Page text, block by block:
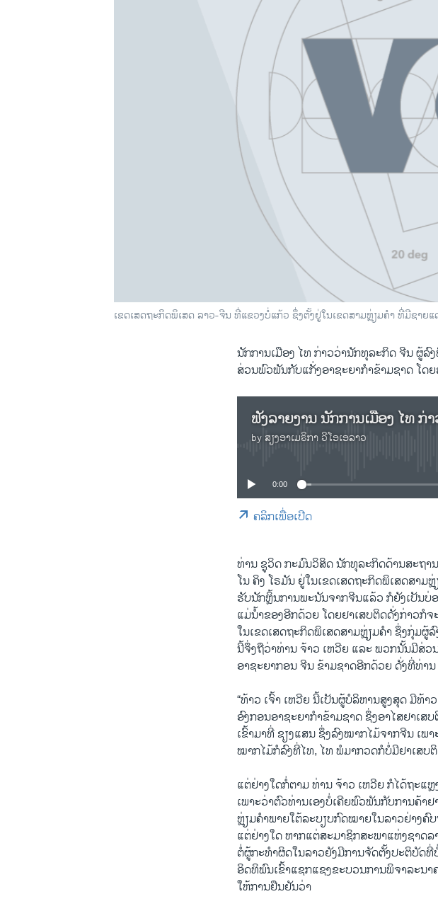
ເຂດເສດຖະກິດພິເສດ ລາວ-ຈີນ ທີ່ແຂວງບໍ່ແກ້ວ ຊຶ່ງຕັ້ງຢູ່ໃນເຂດສາມຫຼ່ຽມຄຳ ທີ່ມີຊາຍ
ນັກການເມືອງ ໄທ ກ່າວວ່ານັກທຸລະກິດ ຈີນ ຜູ້
ສ່ວນພົວພັນກັບແກັ່ງອາຊະຍາກຳຂ້າມຊາດ ໂດ
by ສຽງອາເມຣິກາ ວີໂອເອລາວ
0:00
ຄລິກເພື່ອເປີດ
ທ່ານ ຊູວິດ ກະມົນວິສິດ ນັກທຸລະກິດດ້ານສະຖາ
ໂນ ຄິງ ໂຣມັນ ຢູ່ໃນເຂດເສດຖະກິດພິເສດສາ
ຮັບນັກຫຼິ້ນການພະນັນຈາກຈີນແລ້ວ ກໍຍັງເປັນບ່
ແມ່ນໍ້າຂອງອີກດ້ວຍ ໂດຍຢາເສບຕິດດັ່ງກ່າວກໍ
ໃນເຂດເສດຖະກິດພິເສດສາມຫຼ່ຽມຄຳ ຊຶ່ງກຸ່ມ
ນີ້ຈຶ່ງຖືວ່າທ່ານ ຈ້າວ ເຫວີຍ ແລະ ພວກນັ້ນມີສ່
ອາຊະຍາກອນ ຈີນ ຂ້າມຊາດອີກດ້ວຍ ດັ່ງທີ່ທ່າ
“ທ້າວ ເຈົ້າ ເຫວີຍ ນີ້ເປັນຜູ້ບໍລິຫານສູງສຸດ ມີທ້
ອົງກອນອາຊະຍາກຳຂ້າມຊາດ ຊຶ່ງອາໄສຢາເສ
ເຂົ້າມາທີ່ ຊຽງແສນ ຊຶ່ງລົງໝາກໄມ້ຈາກຈີນ ເພ
ໝາກໄມ້ກໍລົງທີ່ໄທ, ໄທ ພໍມາກວດກໍບໍ່ມີຢາເສບ
ແຕ່ຢ່າງໃດກໍ່ຕາມ ທ່ານ ຈ້າວ ເຫວີຍ ກໍໄດ້ຖະແ
ເພາະວ່າຕົວທ່ານເອງບໍ່ເຄີຍພົວພັນກັບການຄ້າ
ຫຼ່ຽມຄຳພາຍໃຕ້ລະບຽບກົດໝາຍໃນລາວຢ່າງຄົ
ແຕ່ຢ່າງໃດ ຫາກແຕ່ສະມາຊິກສະພາແຫ່ງຊາດ
ຕໍ່ຜູ້ກະທຳຜິດໃນລາວຍັງມີການຈັດຕັ້ງປະຕິບັດ
ອິດທິພົນເຂົ້າແຊກແຊງຂະບວນການພິຈາລະນ
ໃຫ້ການຢືນຢັນວ່າ